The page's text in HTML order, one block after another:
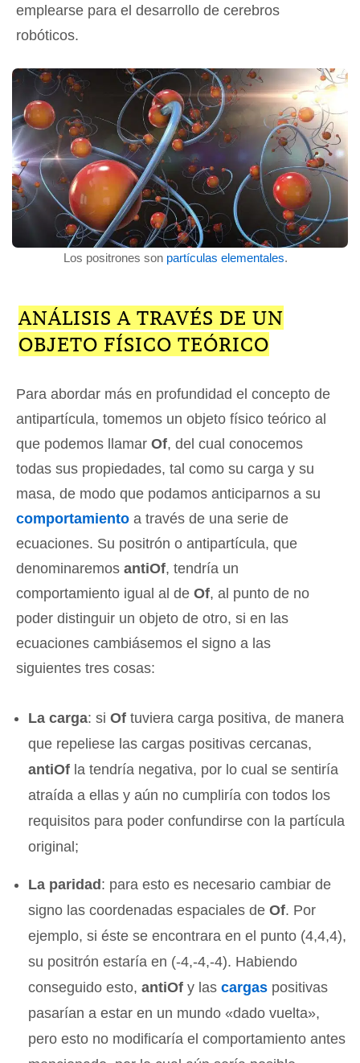
emplearse para el desarrollo de cerebros
robóticos.
Los positrones son partículas elementales.
ANÁLISIS A TRAVÉS DE UN
OBJETO FÍSICO TEÓRICO
Para abordar más en profundidad el concepto de
antipartícula, tomemos un objeto físico teórico al
que podemos llamar Of, del cual conocemos
todas sus propiedades, tal como su carga y su
masa, de modo que podamos anticiparnos a su
comportamiento a través de una serie de
ecuaciones. Su positrón o antipartícula, que
denominaremos antiOf, tendría un
comportamiento igual al de Of, al punto de no
poder distinguir un objeto de otro, si en las
ecuaciones cambiásemos el signo a las
siguientes tres cosas:
La carga: siOftuviera carga positiva, de manera
que repeliese las cargas positivas cercanas,
antiOf la tendría negativa, por lo cual se sentiría
atraída a ellas y aún no cumpliría con todos los
requisitos para poder confundirse con la partícula
original;
La paridad: para esto es necesario cambiar de
signo las coordenadas espaciales deOf. Por
ejemplo, si éste se encontrara en el punto (4,4,4),
su positrón estaría en (-4,-4,-4). Habiendo
conseguido esto,antiOfy lascargas positivas
pasarían a estar en un mundo «dado vuelta»,
pero esto no modificaría el comportamiento antes